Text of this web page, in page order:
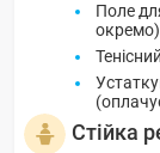
Поле
окремо)
Стійка